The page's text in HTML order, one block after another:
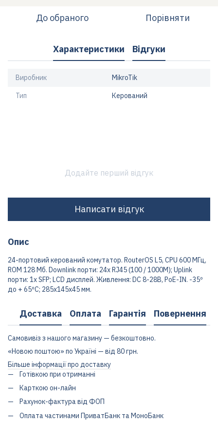
До обраного Порівняти
Характеристики Відгуки
Виробник MikroTik
Тип Керований
Додайте перший відгук
Написати відгук
Опис
24-портовий керований комутатор. RouterOS L5, CPU 600 МГц,
ROM 128 Мб. Downlink порти: 24x RJ45 (100 / 1000M); Uplink
порти: 1x SFP; LCD дисплей. Живлення: DC 8-28В, PoE-IN. -35º
до + 65ºC; 285x145x45 мм.
Доставка Оплата Гарантія Повернення
Самовивіз з нашого магазину — безкоштовно.
«Новою поштою» по Україні — від 80 грн.
Більше інформації про доставку
Готівкою при отриманні
Карткою он-лайн
Рахунок-фактура від ФОП
Оплата частинами ПриватБанк та МоноБанк